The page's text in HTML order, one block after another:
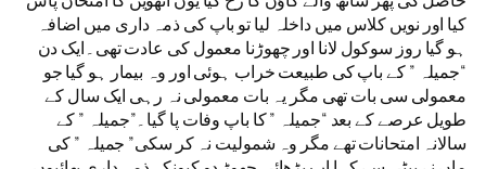
کیا اور نویں کلاس میں داخلہ لیا تو باپ کی ذمہ داری میں اضافہ
ہو گیا روز سوکول لانا اور چھوڑنا معمول کی عادت تھی۔ایک دن
“جمیلہ ” کے باپ کی طبیعت خراب ہوئی اور وہ بیمار ہو گیا جو
معمولی سی بات تھی مگر یہ بات معمولی نہ رہی ایک سال کے
طویل عرصے کے بعد “جمیلہ ” کا باپ وفات پا گیا۔”جمیلہ ” کے
سالانہ امتحانات تھے مگر وہ شمولیت نہ کر سکی” جمیلہ ” کی